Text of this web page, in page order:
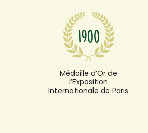
Médaille d’Or de
l’Exposition
Internationale de Paris